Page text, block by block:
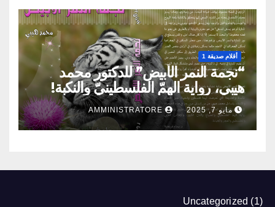
أقلام صديقة 1
“نجمة النمر الأبيض” للدكتور محمد
هيبي، رواية الهمّ الفلسطينيّ والنكبة!
مايو 7, 2025 AMMINISTRATORE
Uncategorized (1)